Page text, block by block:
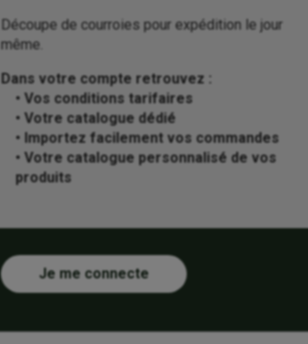
Découpe de courroies pour expédition le jour
même.
Dans votre compte retrouvez :
• Vos conditions tarifaires
• Votre catalogue dédié
• Importez facilement vos commandes
• Votre catalogue personnalisé de vos
produits
Je me connecte